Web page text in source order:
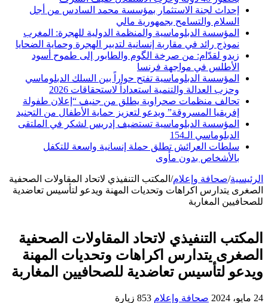
إحداث لجنة الاستثمار بمؤسسة محمد السادس من أجل
السلام والتسامح بجمهورية مالي
المؤسسة الدبلوماسية والمنظمة الدولية للهجرة: المغرب
نموذج رائد في مقاربة إنسانية لتدبير الهجرة وحماية الضحايا
زيدو لقدّام: من صرخة الگوم والطابور إلى طموح أسود
الأطلس في مواجهة فرنسا
المؤسسة الدبلوماسية تفتح حواراً بين السلك الدبلوماسي
وحزب العدالة والتنمية استعداداً لاستحقاقات 2026
تحالف منظمات صحراوية يطلق من جنيف “إعلان طفولة
إفريقيا المسروقة” ويدعو لتعزيز حماية الأطفال من التجنيد
المؤسسة الدبلوماسية تستضيف إدريس لشكر في الملتقى
الدبلوماسي الـ154
سلطات العرائش تطلق حملة إنسانية واسعة للتكفل
بالأشخاص بدون مأوى
الرئيسية/صحافة وإعلام/ المكتب التنفيذي لاتحاد المقاولات الصحفية
الصغرى يتدارس اكراهات وتحديات المهنة ويدعو لتأسيس تعاضدية
للصحافيين المغاربة
المكتب التنفيذي لاتحاد المقاولات الصحفية
الصغرى يتدارس اكراهات وتحديات المهنة
ويدعو لتأسيس تعاضدية للصحافيين المغاربة
24 مايو، 2024 صحافة وإعلام 853 زيارة